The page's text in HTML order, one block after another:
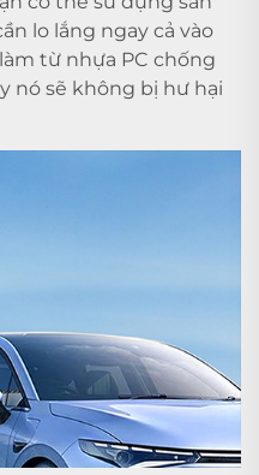
lo lắng ngay cả vào
từ nhựa PC chống
nó sẽ không bị hư hại